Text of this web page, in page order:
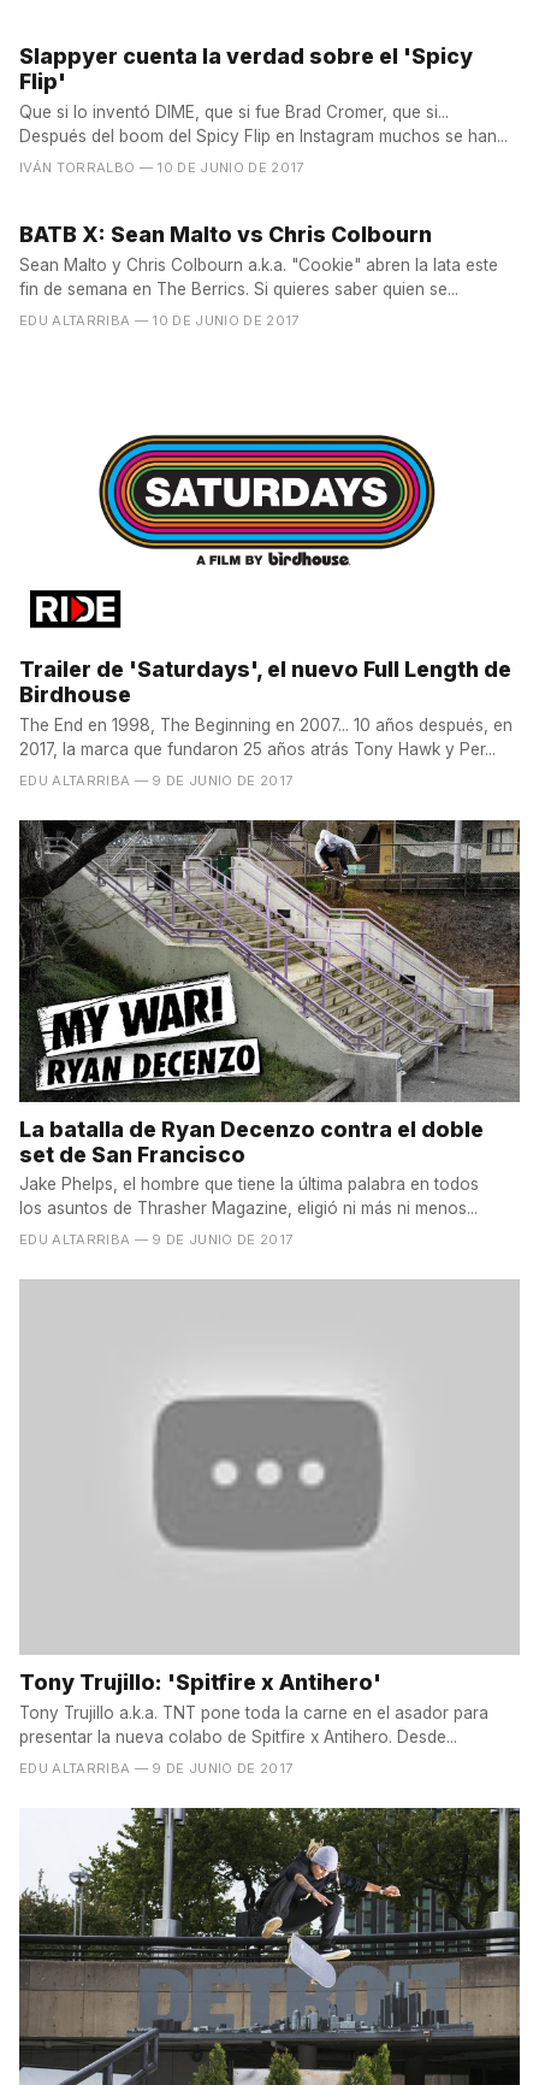
Slappyer cuenta la verdad sobre el 'Spicy
Flip'
Que si lo inventó DIME, que si fue Brad Cromer, que si...
Después del boom del Spicy Flip en Instagram muchos se han...
IVÁN TORRALBO — 10 DE JUNIO DE 2017
BATB X: Sean Malto vs Chris Colbourn
Sean Malto y Chris Colbourn a.k.a. "Cookie" abren la lata este
fin de semana en The Berrics. Si quieres saber quien se...
EDU ALTARRIBA — 10 DE JUNIO DE 2017
Trailer de 'Saturdays', el nuevo Full Length de
Birdhouse
The End en 1998, The Beginning en 2007... 10 años después, en
2017, la marca que fundaron 25 años atrás Tony Hawk y Per...
EDU ALTARRIBA — 9 DE JUNIO DE 2017
La batalla de Ryan Decenzo contra el doble
set de San Francisco
Jake Phelps, el hombre que tiene la última palabra en todos
los asuntos de Thrasher Magazine, eligió ni más ni menos...
EDU ALTARRIBA — 9 DE JUNIO DE 2017
Tony Trujillo: 'Spitfire x Antihero'
Tony Trujillo a.k.a. TNT pone toda la carne en el asador para
presentar la nueva colabo de Spitfire x Antihero. Desde...
EDU ALTARRIBA — 9 DE JUNIO DE 2017